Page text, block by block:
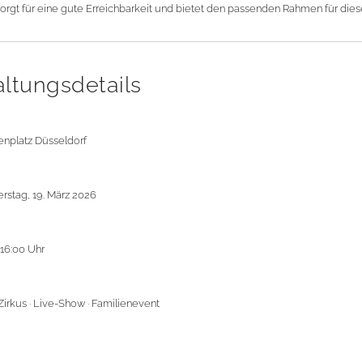
für eine gute Erreichbarkeit und bietet den passenden Rahmen für
Düsseldorf
19. März 2026
Uhr
· Live-Show · Familienevent